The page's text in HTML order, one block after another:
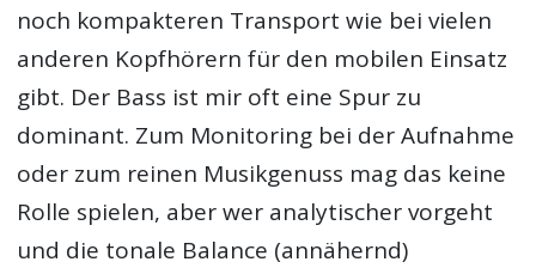
noch kompakteren Transport wie bei vielen
anderen Kopfhörern für den mobilen Einsatz
gibt. Der Bass ist mir oft eine Spur zu
dominant. Zum Monitoring bei der Aufnahme
oder zum reinen Musikgenuss mag das keine
Rolle spielen, aber wer analytischer vorgeht
und die tonale Balance (annähernd)